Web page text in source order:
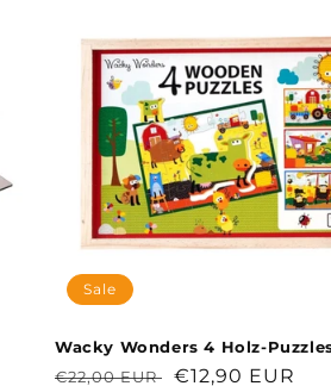
Sale
Wacky Wonders 4 Holz-
Normaler
€22,00 EUR Verkaufspreis
€12,90 EUR